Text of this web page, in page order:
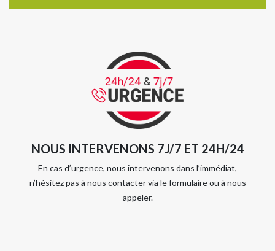
NOUS INTERVENONS 7J/7 ET 24H/24
En cas d’urgence, nous intervenons dans l’immédiat,
n’hésitez pas à nous contacter via le formulaire ou à nous
appeler.